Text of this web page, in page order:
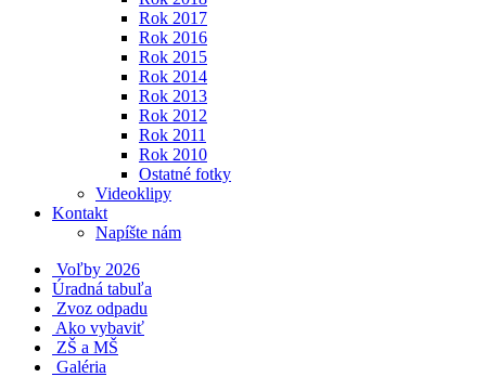
Rok 2017
Rok 2016
Rok 2015
Rok 2014
Rok 2013
Rok 2012
Rok 2011
Rok 2010
Ostatné fotky
Videoklipy
Kontakt
Napíšte nám
Voľby 2026
Úradná tabuľa
Zvoz odpadu
Ako vybaviť
ZŠ a MŠ
Galéria